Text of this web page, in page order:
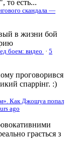
то есть...
скандала —
в жизни бой
боем: видео · 5
проговорився
спаррінг. :)
Как Джошуа попал
ago
грається з